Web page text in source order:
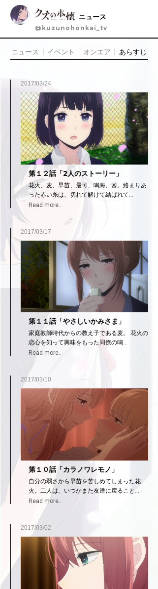
ニュース
@kuzunohonkai_tv
ニュース イベント オンエア
あらすじ
す
2017/03/24
第１２話「2人のストーリー」
花火、麦、早苗、最可、鳴海、茜。絡まりあ
った赤い糸は、切れて解けて結ばれて...
Read more..
2017/03/17
第１１話「やさしいかみさま」
家庭教師時代からの教え子である麦。 花火の
恋心を知って興味をもった同僚の鳴...
Read more..
2017/03/10
第１０話「カラノワレモノ」
自分の弱さから早苗を苦しめてしまった花
火。二人は、いつかまた友達に戻ること...
Read more..
2017/03/02